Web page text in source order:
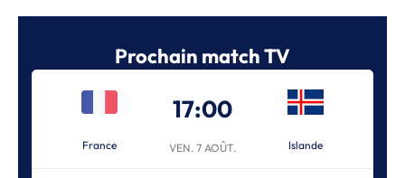
Prochain match TV
France
17:00
VEN. 7 AOÛT. Islande